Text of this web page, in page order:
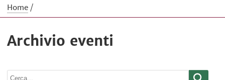
Home
Archivio eventi